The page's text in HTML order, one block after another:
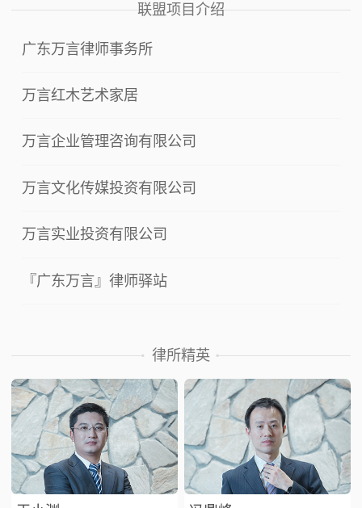
联盟项目介绍
广东万言律师事务所
万言红木艺术家居
万言企业管理咨询有限公司
万言文化传媒投资有限公司
万言实业投资有限公司
『广东万言』律师驿站
律所精英